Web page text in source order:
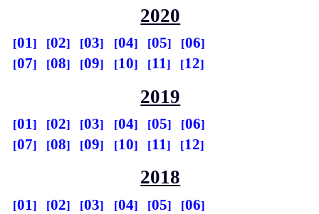
2020
01 02 03 04 05
06
07
08 09 10 11 12
2019
01 02 03 04 05
06
07
08 09 10 11 12
2018
01 02 03 04 05
06